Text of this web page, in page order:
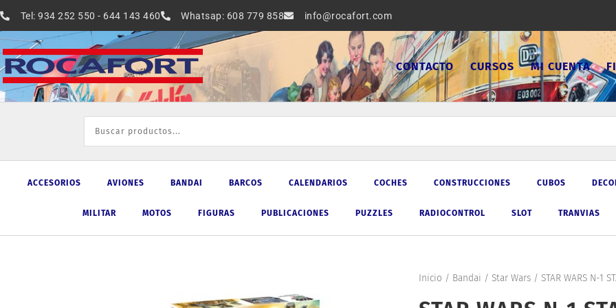
al
contenido
Tel: 934 252 550 - 644 143 460 Whatsap: 608 779 858 info@rocafort.com
CONTACTO CURSOS MI CUENTA
ACCESORIOS AVIONES BANDAI BARCOS CALENDARIOS COCHES CONSTRUCCIONES CUBOS
MILITAR MOTOS FIGURAS PUBLICACIONES PUZZLES RADIOCONTROL SLOT TRANVIAS
Inicio / Bandai / Star Wars/ STAR WARS N-1